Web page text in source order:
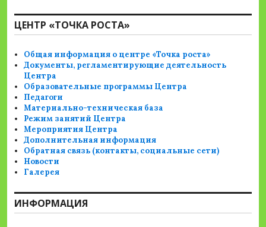
ЦЕНТР «ТОЧКА РОСТА»
Общая информация о центре «Точка роста»
Документы, регламентирующие деятельность
Центра
Образовательные программы Центра
Педагоги
Материально-техническая база
Режим занятий Центра
Мероприятия Центра
Дополнительная информация
Обратная связь (контакты, социальные сети)
Новости
Галерея
ИНФОРМАЦИЯ